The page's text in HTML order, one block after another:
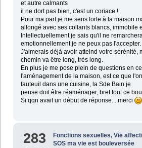
et autre calmants
il ne dort pas bien, c'est un coriace !
Pour ma part je me sens forte à la maison
allongé avec ses collants blancs, immobile
Intellectuellement je sais qu'il ne
emotionnellement je ne peux pas l'accepter.
J'aimerais déjà avoir atteind votre sérénité,
chemin va être long, très long.
En plus je me pose plein de questions en
l'aménagement de la maison, est ce que
fauteuil dans une cuisine, la Sde Bain je
pense doit être réaménager, bref tout ce
Si qqn avait un début de réponse....merci
283 Fonctions sexuelles, Vie
SOS ma vie est bouleversée